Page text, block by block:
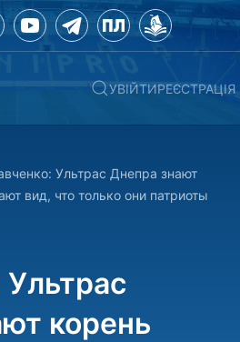
УВІЙТИРЕЄСТРАЦІЯ
Ультрас Днепра знают
вид, что только они патриоты
корень